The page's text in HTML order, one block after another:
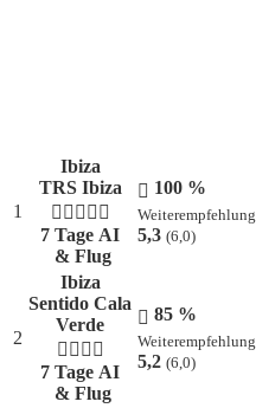
1
Ibiza
TRS Ibiza
7 Tage AI
& Flug
100 %
Weiterempfehlung
5,3 (6,0)
2
Ibiza
Sentido Cala
Verde
7 Tage AI
& Flug
85 %
Weiterempfehlung
5,2 (6,0)